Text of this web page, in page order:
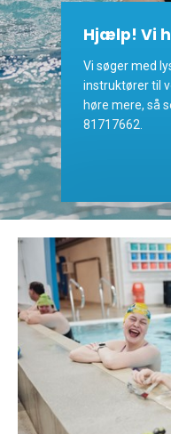
Hjælp! Vi
Vi søger med
instruktører til
høre mere, så
81717662.